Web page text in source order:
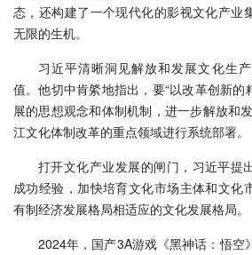
态，还构建了一个现代化的影视文化产业
无限的生机。
习近平清晰洞见解放和发展文化生
值。他切中肯綮地指出，要“以改革创新
展的思想观念和体制机制，进一步解放和
江文化体制改革的重点领域进行系统部署。
打开文化产业发展的闸门，习近平提
成功经验，加快培育文化市场主体和文化
有制经济发展格局相适应的文化发展格局。
2024年，国产3A游戏《黑神话：悟空